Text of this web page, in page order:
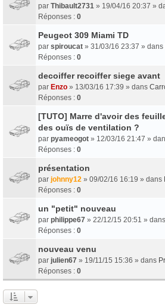
par Thibault2731 » 19/04/16 20:37 »
Réponses : 0
Peugeot 309 Miami TD
par spiroucat » 31/03/16 23:37 » dans
Réponses : 0
decoiffer recoiffer siege avant
par Enzo » 13/03/16 17:39 » dans
Réponses : 0
[TUTO] Marre d'avoir des
des ouïs de ventilation ?
par pyameogot » 12/03/16 21:47 »
Réponses : 0
présentation
par johnny12 » 09/02/16 16:19 » dans
Réponses : 0
un "petit" nouveau
par philippe67 » 22/12/15 20:51 » dans
Réponses : 0
nouveau venu
par julien67 » 19/11/15 15:36 » dans
Réponses : 0